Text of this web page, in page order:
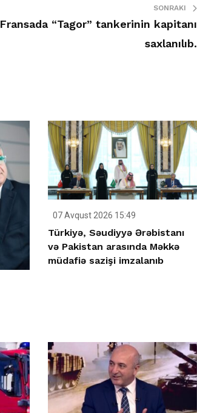
SONRAKI
Fransada “Tagor” tankerinin kapitanı
saxlanılıb.
07 Avqust 2026 15:49
Türkiyə, Səudiyyə Ərəbistanı
və Pakistan arasında Məkkə
müdafiə sazişi imzalanıb